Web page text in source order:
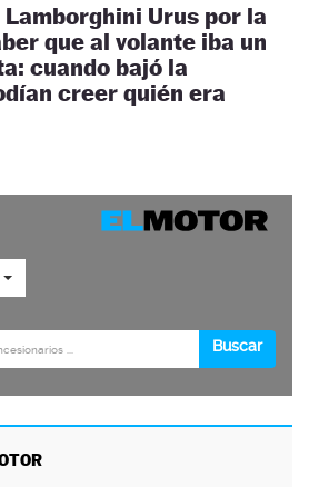
Urus por la
que al volante iba un
cuando bajó la
creer quién era